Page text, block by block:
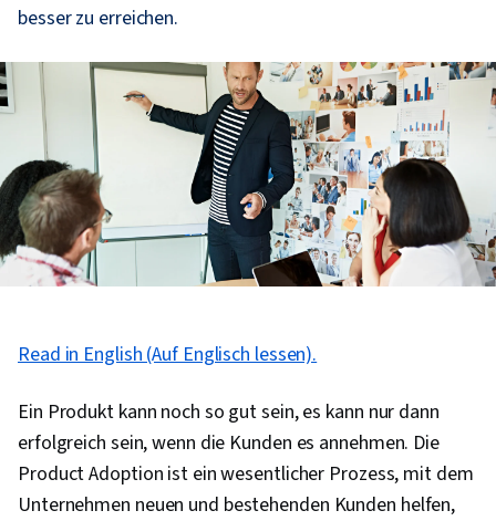
besser zu erreichen.
Read in English (Auf Englisch lessen).
Ein Produkt kann noch so gut sein, es kann nur dann
erfolgreich sein, wenn die Kunden es annehmen. Die
Product Adoption ist ein wesentlicher Prozess, mit dem
Unternehmen neuen und bestehenden Kunden helfen,